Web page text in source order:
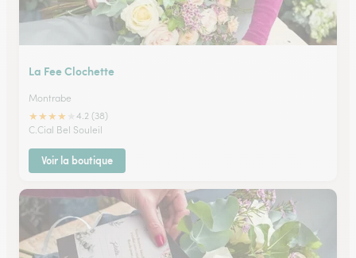
La Fee Clochette
Montrabe
★★★★
4.2 (38)
C.Cial Bel Souleil
Voir la boutique